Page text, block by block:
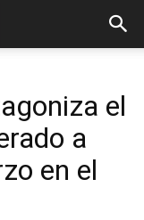
el
a
en el